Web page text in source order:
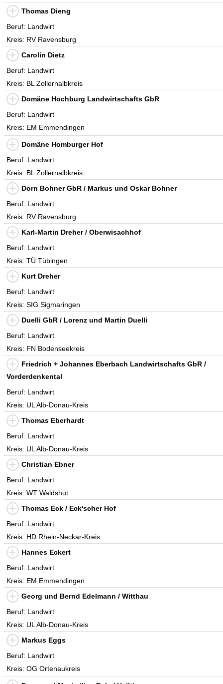
Thomas Dieng
Beruf: Landwirt
Kreis: RV Ravensburg
Carolin Dietz
Beruf: Landwirt
Kreis: BL Zollernalbkreis
Domäne Hochburg Landwirtschafts GbR
Beruf: Landwirt
Kreis: EM Emmendingen
Domäne Homburger Hof
Beruf: Landwirt
Kreis: BL Zollernalbkreis
Dorn Bohner GbR / Markus und Oskar Bohner
Beruf: Landwirt
Kreis: RV Ravensburg
Karl-Martin Dreher / Oberwisachhof
Beruf: Landwirt
Kreis: TÜ Tübingen
Kurt Dreher
Beruf: Landwirt
Kreis: SIG Sigmaringen
Duelli GbR / Lorenz und Martin Duelli
Beruf: Landwirt
Kreis: FN Bodenseekreis
Friedrich + Johannes Eberbach Landwirtschafts GbR /
Vorderdenkental
Beruf: Landwirt
Kreis: UL Alb-Donau-Kreis
Thomas Eberhardt
Beruf: Landwirt
Kreis: UL Alb-Donau-Kreis
Christian Ebner
Beruf: Landwirt
Kreis: WT Waldshut
Thomas Eck / Eck'scher Hof
Beruf: Landwirt
Kreis: HD Rhein-Neckar-Kreis
Hannes Eckert
Beruf: Landwirt
Kreis: EM Emmendingen
Georg und Bernd Edelmann / Witthau
Beruf: Landwirt
Kreis: UL Alb-Donau-Kreis
Markus Eggs
Beruf: Landwirt
Kreis: OG Ortenaukreis